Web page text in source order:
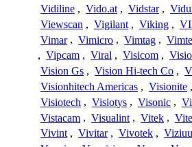
Vidiline , Vido.at , Vidstar ,
Viewscan , Vigilant , Viking ,
Vimar , Vimicro , Vimtag ,
, Vipcam , Viral , Visicom ,
Vision Gs , Vision Hi-tech Co ,
Visionhitech Americas , Visionite ,
Visiotech , Visiotys , Visonic ,
Vistacam , Visualint , Vitek ,
Vivint , Vivitar , Vivotek ,